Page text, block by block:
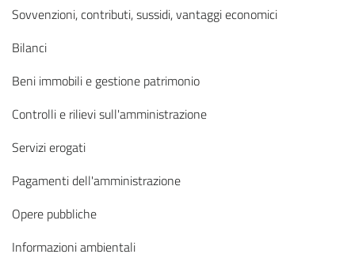
Sovvenzioni, contributi, sussidi, vantaggi economici
Bilanci
Beni immobili e gestione patrimonio
Controlli e rilievi sull'amministrazione
Servizi erogati
Pagamenti dell'amministrazione
Opere pubbliche
Informazioni ambientali